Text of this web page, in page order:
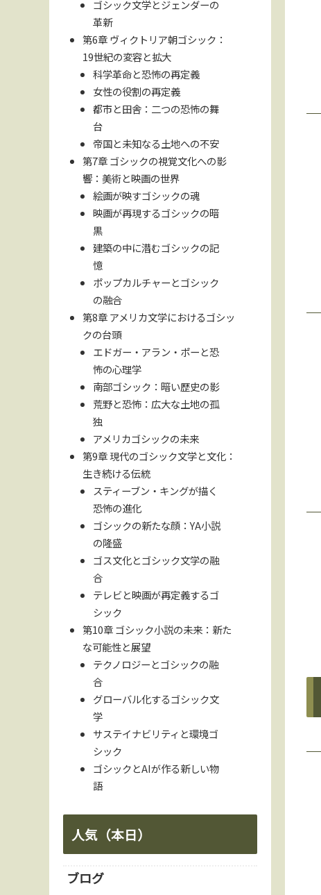
ゴシック文学とジェンダーの
革新
第6章 ヴィクトリア朝ゴシック：
19世紀の変容と拡大
科学革命と恐怖の再定義
女性の役割の再定義
都市と田舎：二つの恐怖の舞
台
帝国と未知なる土地への不安
第7章 ゴシックの視覚文化への影
響：美術と映画の世界
絵画が映すゴシックの魂
映画が再現するゴシックの暗
黒
建築の中に潜むゴシックの記
憶
ポップカルチャーとゴシック
の融合
第8章 アメリカ文学におけるゴシッ
クの台頭
エドガー・アラン・ポーと恐
怖の心理学
南部ゴシック：暗い歴史の影
荒野と恐怖：広大な土地の孤
独
アメリカゴシックの未来
第9章 現代のゴシック文学と文化：
生き続ける伝統
スティーブン・キングが描く
恐怖の進化
ゴシックの新たな顔：YA小説
の隆盛
ゴス文化とゴシック文学の融
合
テレビと映画が再定義するゴ
シック
第10章 ゴシック小説の未来：新た
な可能性と展望
テクノロジーとゴシックの融
合
グローバル化するゴシック文
学
サステイナビリティと環境ゴ
シック
ゴシックとAIが作る新しい物
語
人気（本日）
ブログ